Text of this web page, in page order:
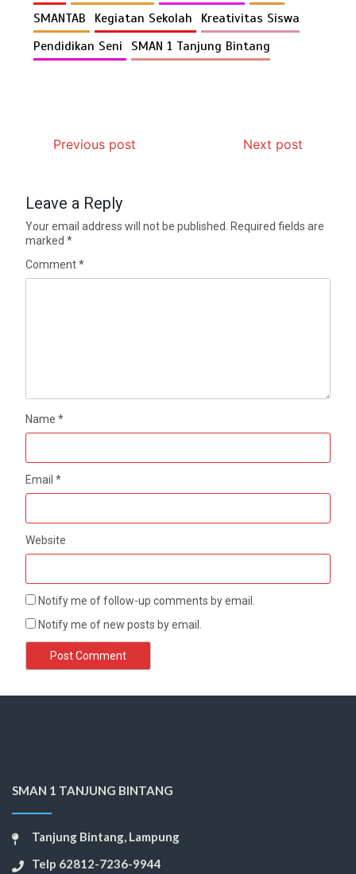
SMANTAB
Kegiatan Sekolah
Kreativitas Siswa
Pendidikan Seni
SMAN 1 Tanjung Bintang
Previous post Next post
Leave a Reply
Your email address will not be published.
Required fields are
marked*
Comment*
Name*
Email*
Website
Notify me of follow-up comments by email.
Notify me of new posts by email.
SMAN 1 TANJUNG BINTANG
Tanjung Bintang, Lampung
Telp 62812-7236-9944